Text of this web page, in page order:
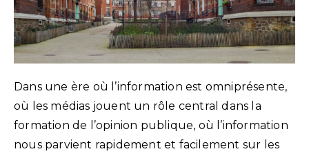
Dans une ère où l’information est omniprésente,
où les médias jouent un rôle central dans la
formation de l’opinion publique, où l’information
nous parvient rapidement et facilement sur les